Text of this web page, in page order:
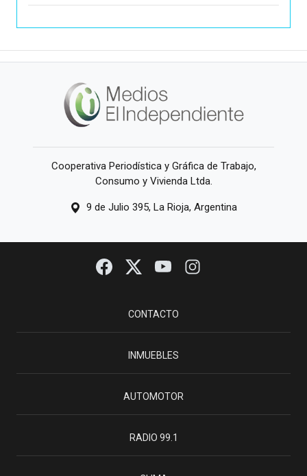
Cooperativa Periodística y Gráfica de Trabajo,
Consumo y Vivienda Ltda.
9 de Julio 395, La Rioja, Argentina
CONTACTO
INMUEBLES
AUTOMOTOR
RADIO 99.1